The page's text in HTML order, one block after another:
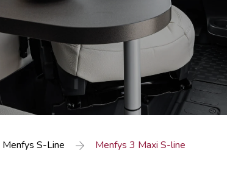
Menfys S-Line Menfys 3 Maxi S-line